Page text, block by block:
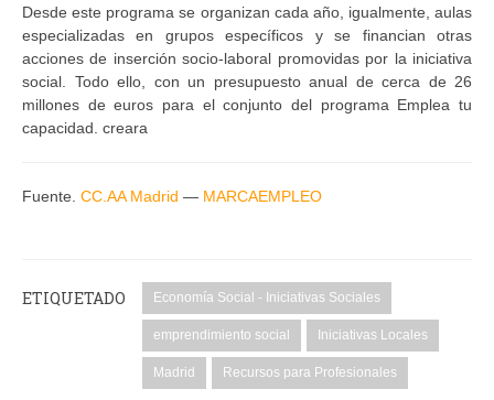
Desde este programa se organizan cada año, igualmente, aulas
especializadas en grupos específicos y se financian otras
acciones de inserción socio-laboral promovidas por la iniciativa
social. Todo ello, con un presupuesto anual de cerca de 26
millones de euros para el conjunto del programa Emplea tu
capacidad. creara
Fuente. CC.AA Madrid — MARCAEMPLEO
ETIQUETADO Economía Social - Iniciativas Sociales
emprendimiento social Iniciativas Locales
Madrid Recursos para Profesionales